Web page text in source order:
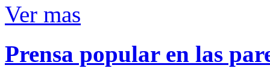
Ver mas
Prensa popular en las